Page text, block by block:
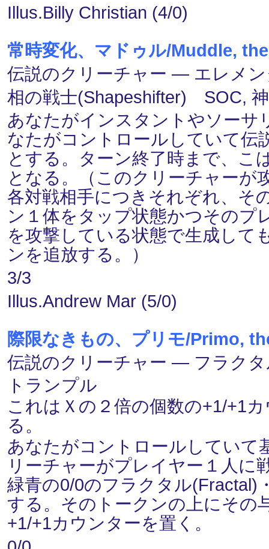
Illus.Billy Christian (4/0)
常時変化、マドゥル/Muddle,
伝説のクリーチャー ― エレメ
相の戦士(Shapeshifter) SOC,
あなたがインスタントやソーサ
なたがコントロールしていて伝
とする。ターン終了時まで、こ
となる。（このクリーチャーが
各対戦相手につきそれぞれ、そ
ン１体をタップ状態かつそのプ
を攻撃している状態で生成して
ンを追放する。）
3/3
Illus.Andrew Mar (5/0)
際限なきもの、プリモ/Primo,
伝説のクリーチャー ― フラク
トランプル
これはＸの２倍の個数の+1/+1
る。
あなたがコントロールしていて
リーチャーがプレイヤー１人に
緑青の0/0のフラクタル(Fractal)
する。そのトークンの上にその
+1/+1カウンターを置く。